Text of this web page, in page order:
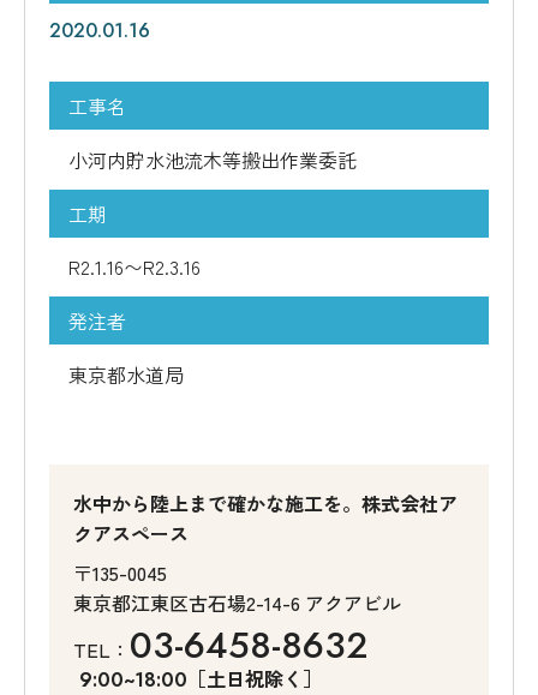
2020.01.16
工事名
小河内貯水池流木等搬出作業委託
工期
R2.1.16〜R2.3.16
発注者
東京都水道局
水中から陸上まで確かな施工を。株式会社ア
クアスペース
〒135-0045
東京都江東区古石場2-14-6 アクアビル
TEL： 03-6458-8632
9:00~18:00 ［土日祝除く］